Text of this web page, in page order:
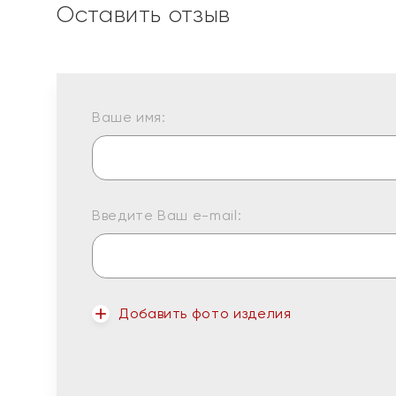
Оставить отзыв
Ваше имя:
Введите Ваш e-mail:
Добавить фото изделия